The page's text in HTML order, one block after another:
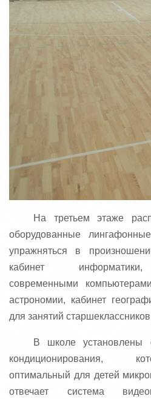
На третьем этаже
оборудованные
упражняться в
кабинет информатики,
современными
астрономии, кабинет
для занятий
В школе установлены
кондиционирования,
оптимальный для детей
отвечает система